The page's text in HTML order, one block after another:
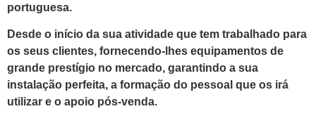
portuguesa.
Desde o início da sua atividade que tem trabalhado para
os seus clientes, fornecendo-lhes equipamentos de
grande prestígio no mercado, garantindo a sua
instalação perfeita, a formação do pessoal que os irá
utilizar e o apoio pós-venda.